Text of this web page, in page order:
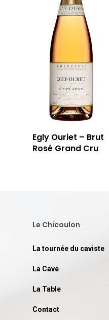
Egly Ouriet – Brut
Rosé Grand Cru
Le Chicoulon
La tournée du caviste
La Cave
La Table
Contact